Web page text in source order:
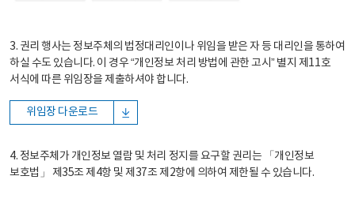
3. 권리 행사는 정보주체의 법정대리인이나 위임을 받은 자 등 대리인을 통하여
하실 수도 있습니다. 이 경우 “개인정보 처리 방법에 관한 고시” 별지 제11호
서식에 따른 위임장을 제출하셔야 합니다.
위임장 다운로드
4. 정보주체가 개인정보 열람 및 처리 정지를 요구할 권리는 「개인정보
보호법」 제35조 제4항 및 제37조 제2항에 의하여 제한될 수 있습니다.